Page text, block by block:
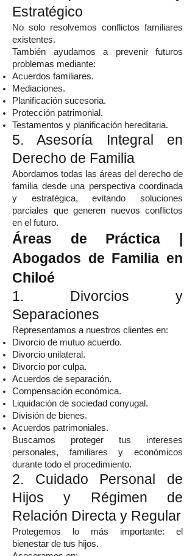
Estratégico
No solo resolvemos conflictos familiares
existentes.
También ayudamos a prevenir futuros
problemas mediante:
Acuerdos familiares.
Mediaciones.
Planificación sucesoria.
Protección patrimonial.
Testamentos y planificación hereditaria.
5. Asesoría Integral en
Derecho de Familia
Abordamos todas las áreas del derecho de
familia desde una perspectiva coordinada
y estratégica, evitando soluciones
parciales que generen nuevos conflictos
en el futuro.
Áreas de Práctica |
Abogados de Familia en
Chiloé
1. Divorcios y
Separaciones
Representamos a nuestros clientes en:
Divorcio de mutuo acuerdo.
Divorcio unilateral.
Divorcio por culpa.
Acuerdos de separación.
Compensación económica.
Liquidación de sociedad conyugal.
División de bienes.
Acuerdos patrimoniales.
Buscamos proteger tus intereses
personales, familiares y económicos
durante todo el procedimiento.
2. Cuidado Personal de
Hijos y Régimen de
Relación Directa y Regular
Protegemos lo más importante: el
bienestar de tus hijos.